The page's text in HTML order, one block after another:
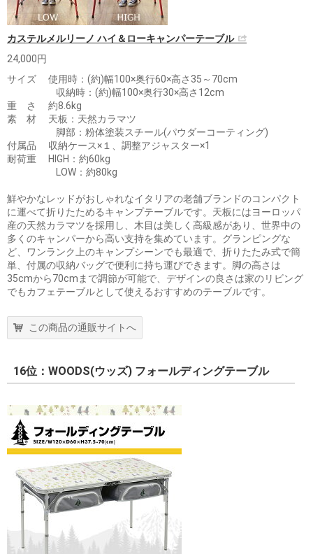
カステルメルリーノ ハイ＆ローキャンパーテーブル
24,000円
サイズ 使用時：(約)幅100×奥行60×高さ35～70cm
収納時：(約)幅100×奥行30×高さ12cm
重 さ 約8.6kg
素 材 天板：天然カラマツ
脚部：粉体塗装スチール(パウダーコーティング)
付属品 収納ケース×１、調整アジャスター×1
耐荷重 HIGH：約60kg
LOW：約80kg
鮮やかなレッドがおしゃれなイタリアの老舗ブランドのコンパクト
に運べて折りたためるキャンプテーブルです。天板にはヨーロッパ
産の天然カラマツを採用し、木目は美しく高級感があり、世界中の
多くのキャンパーから高い支持を集めています。グランピングな
ど、ワンランク上のキャンプシーンでも最適で、折りたたみ式で簡
単、付属の収納バッグで便利に持ち運びできます。脚の高さは
35cmから70cmまで調節が可能で、デザインの良さは家のリビング
でもカフェテーブルとして使えるおすすめのテーブルです。
この商品の通販サイトへ
16位：WOODS(ウッズ) フォールディングテーブル